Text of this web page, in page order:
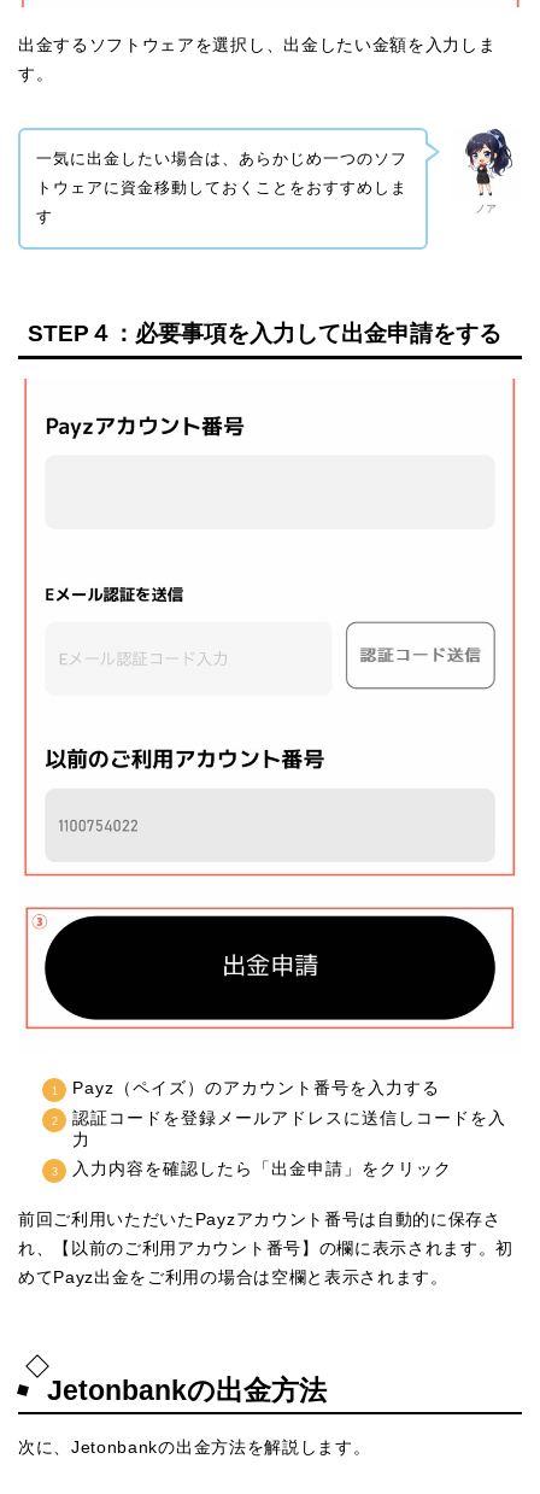
出金するソフトウェアを選択し、出金したい金額を入力しま
す。
ノア
一気に出金したい場合は、あらかじめ一つのソフ
トウェアに資金移動しておくことをおすすめしま
す
STEP４：必要事項を入力して出金申請をする
Payz（ペイズ）のアカウント番号を入力する
認証コードを登録メールアドレスに送信しコードを入
力
入力内容を確認したら「出金申請」をクリック
前回ご利用いただいたPayzアカウント番号は自動的に保存さ
れ、【以前のご利用アカウント番号】の欄に表示されます。初
めてPayz出金をご利用の場合は空欄と表示されます。
Jetonbankの出金方法
次に、Jetonbankの出金方法を解説します。